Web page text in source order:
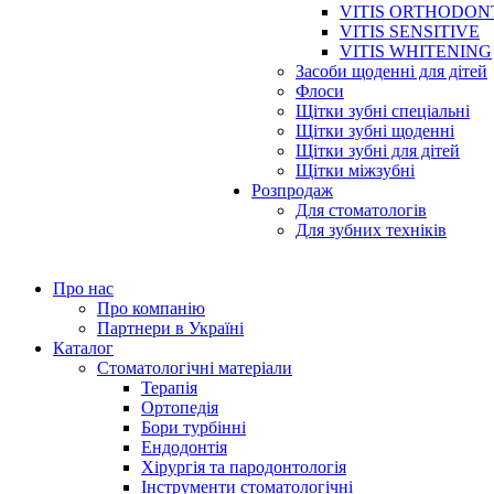
VITIS
VITIS SENSITIVE
VITIS WHITENING
Засоби щоденні для дітей
Флоси
Щітки зубні спеціальні
Щітки зубні щоденні
Щітки зубні для дітей
Щітки міжзубні
Розпродаж
Для стоматологів
Для зубних техніків
Про нас
Про компанію
Партнери в Україні
Каталог
Стоматологічні матеріали
Терапія
Ортопедія
Бори турбінні
Ендодонтія
Хірургія та пародонтологія
Інструменти стоматологічні